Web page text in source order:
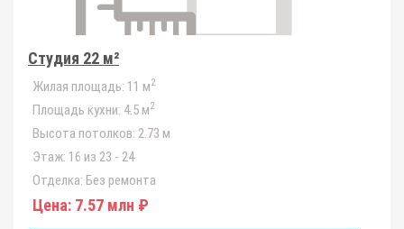
Студия 22 м²
Жилая площадь: 11 м2
Площадь кухни: 4.5 м2
Высота потолков: 2.73 м
Этаж: 16 из 23 - 24
Отделка: Без ремонта
Цена: 7.57 млн ₽